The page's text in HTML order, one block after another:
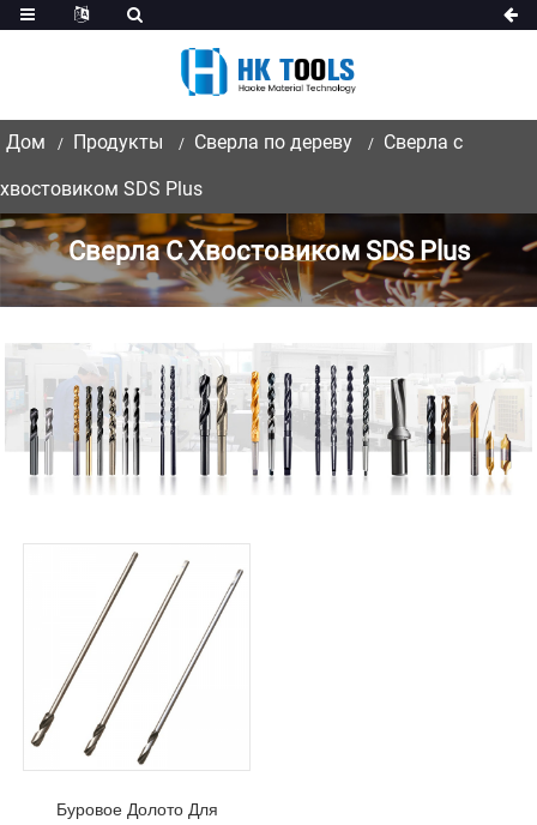
Дом Продукты Сверла по дереву Сверла с
хвостовиком SDS Plus
Сверла С Хвостовиком SDS Plus
Буровое Долото Для